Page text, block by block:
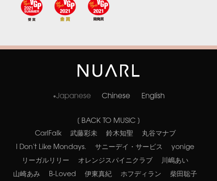
Japanese Chinese English
[ BACK TO MUSIC ]
CarlFalk 武藤彩未 鈴木知聖
丸谷マナブ
I Don't Like Mondays.
サニーデイ・サービス
yonige
リーガルリリー
オレンジスパイニクラブ
川嶋あい
山崎あみ
B-Loved 伊東真紀 ホフディラン
柴田聡子